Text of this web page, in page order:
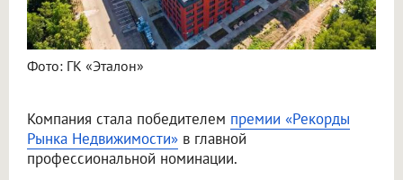
Фото: ГК «Эталон»
Компания стала победителем премии «Рекорды
Рынка Недвижимости» в главной
профессиональной номинации.